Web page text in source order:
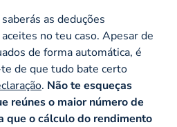
as deduções
no teu caso. Apesar de
de forma automática, é
de que tudo bate certo
. Não te esqueças
reúnes o maior número de
que o cálculo do rendimento